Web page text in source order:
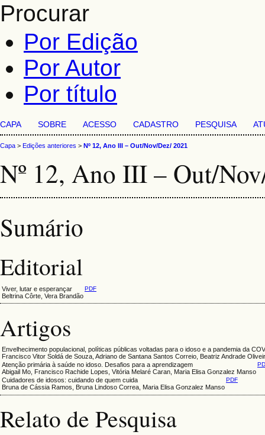
Procurar
Por Edição
Por Autor
Por título
CAPA SOBRE ACESSO CADASTRO PESQUISA
Capa > Edições anteriores > Nº 12, Ano III – Out/Nov/Dez/ 2021
Nº 12, Ano III – Out/
Sumário
Editorial
Viver, lutar e esperançar
Beltrina Côrte, Vera Brandão
PDF
Artigos
Envelhecimento populacional, políticas públicas voltadas para o idoso e a pandemia da
Francisco Vitor Soldá de Souza, Adriano de Santana Santos Correio, Beatriz Andrade
Atenção primária à saúde no idoso. Desafios para a aprendizagem
Abigail Mo, Francisco Rachide Lopes, Vitória Melaré Caran, Maria Elisa Gonzalez Manso
Cuidadores de idosos: cuidando de quem cuida
Bruna de Cássia Ramos, Bruna Lindoso Correa, Maria Elisa Gonzalez Manso
PDF
Relato de Pesquisa